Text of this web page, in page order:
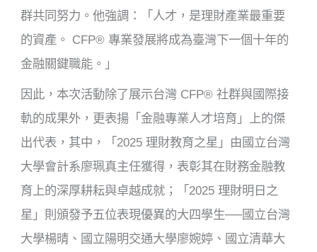
群共同努力。他強調：「人才，是理財產業最重要
的資產。 CFP® 專業發展將成為臺灣下一個十年的
金融關鍵職能。」
因此，本次活動除了展示台灣 CFP® 社群與國際接
軌的成果外，更表揚「金融專業人才培育」上的傑
出代表，其中，「2025 理財教育之星」由國立台灣
大學會計系廖珮真主任獲得，表彰其在財務金融教
育上的深厚耕耘與卓越成就；「2025 理財明日之
星」則頒發予五位表現優異的大四學生──國立台灣
大學楊晴、國立陽明交通大學廖婉婷、國立清華大